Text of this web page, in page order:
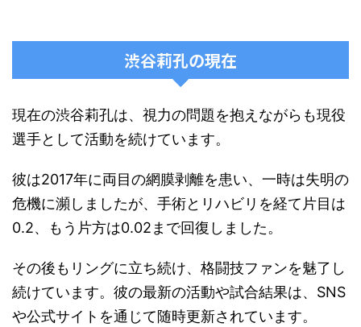
渋谷莉孔の現在
現在の渋谷莉孔は、視力の問題を抱えながらも現役
選手として活動を続けています。
彼は2017年に両目の網膜剥離を患い、一時は失明の
危機に瀕しましたが、手術とリハビリを経て片目は
0.2、もう片方は0.02まで回復しました​。
その後もリングに立ち続け、格闘技ファンを魅了し
続けています。彼の最新の活動や試合結果は、SNS
や公式サイトを通じて随時更新されています。